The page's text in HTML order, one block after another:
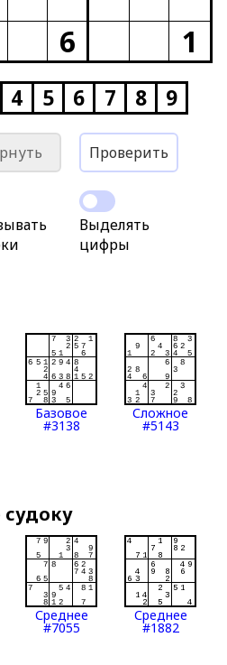
6 1
4 5 6 7 8 9
Проверить
Выделять
цифры
Базовое
#3138
Сложное
#5143
Среднее
#7055
Среднее
#1882